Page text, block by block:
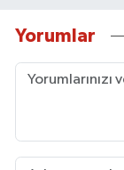
Yorumlar